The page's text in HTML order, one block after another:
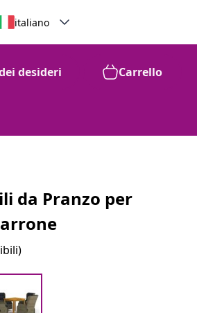
italiano
desideri Carrello
da Pranzo per